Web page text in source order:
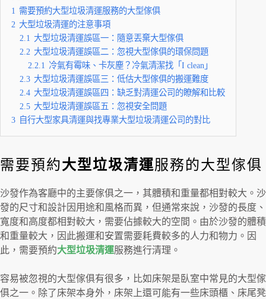
1 需要預約大型垃圾清運服務的大型傢俱
2 大型垃圾清運的注意事項
2.1 大型垃圾清運誤區一：隨意丟棄大型傢俱
2.2 大型垃圾清運誤區二：忽視大型傢俱的環保問題
2.2.1 冷氣有霉味、卡灰塵？冷氣清潔找「I clean」
2.3 大型垃圾清運誤區三：低估大型傢俱的搬運難度
2.4 大型垃圾清運誤區四：缺乏對清運公司的瞭解和比較
2.5 大型垃圾清運誤區五：忽視安全問題
3 自行大型家具清運與找專業大型垃圾清運公司的對比
需要預約大型垃圾清運服務的大型傢俱
沙發作為客廳中的主要傢俱之一，其體積和重量都相對較大。沙
發的尺寸和設計因用途和風格而異，但通常來說，沙發的長度、
寬度和高度都相對較大，需要佔據較大的空間。由於沙發的體積
和重量較大，因此搬運和安置需要耗費較多的人力和物力。因
此，需要預約大型垃圾清運服務進行清理。
容易被忽視的大型傢俱有很多，比如床架是臥室中常見的大型傢
俱之一。除了床架本身外，床架上還可能有一些床頭櫃、床尾凳